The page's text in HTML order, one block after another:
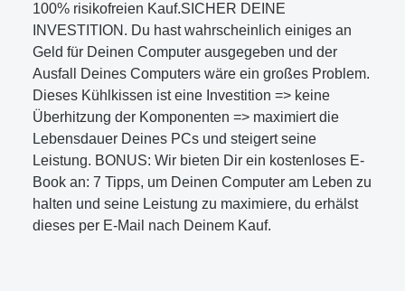
100% risikofreien Kauf.SICHER DEINE
INVESTITION. Du hast wahrscheinlich einiges an
Geld für Deinen Computer ausgegeben und der
Ausfall Deines Computers wäre ein großes Problem.
Dieses Kühlkissen ist eine Investition => keine
Überhitzung der Komponenten => maximiert die
Lebensdauer Deines PCs und steigert seine
Leistung. BONUS: Wir bieten Dir ein kostenloses E-
Book an: 7 Tipps, um Deinen Computer am Leben zu
halten und seine Leistung zu maximiere, du erhälst
dieses per E-Mail nach Deinem Kauf.